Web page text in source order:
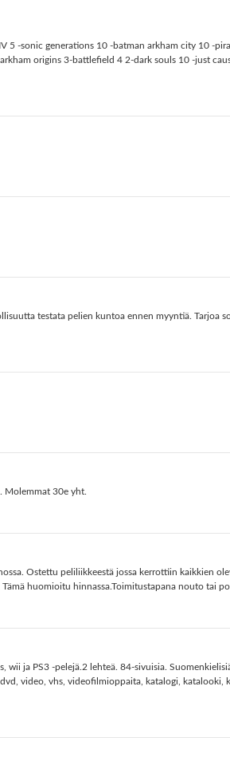
5 -sonic generations 10 -batman arkham city 10 -
origins 3-battlefield 4 2-dark souls 10 -just
testata pelien kuntoa ennen myyntiä. Tarjoa
Molemmat 30e yht.
Ostettu peliliikkeestä jossa kerrottiin kaikkien
huomioitu hinnassa.Toimitustapana nouto tai
wii ja PS3 -pelejä.2 lehteä. 84-sivuisia.
video, vhs, videofilmioppaita, katalogi, katalooki,